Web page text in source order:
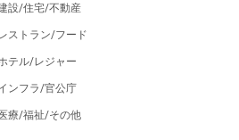
設/住宅/不動産
ストラン/フード
テル/レジャー
ンフラ/官公庁
療/福祉/その他